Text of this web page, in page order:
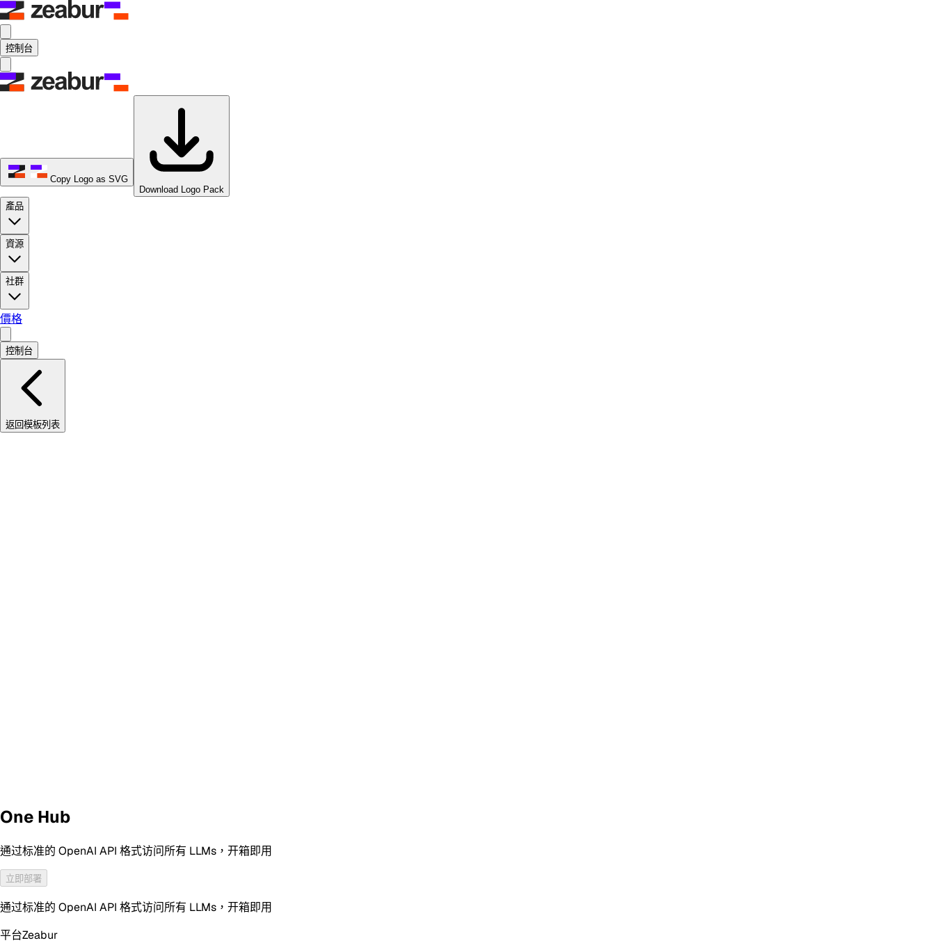
控制台
Copy Logo as SVG
Download Logo Pack
產品
資源
社群
價格
控制台
返回模板列表
One Hub
通过标准的 OpenAI API 格式访问所有 LLMs，开箱即用
立即部署
通过标准的 OpenAI API 格式访问所有 LLMs，开箱即用
平台Zeabur